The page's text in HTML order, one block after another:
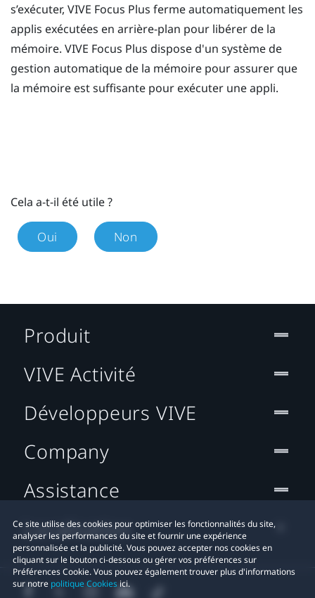
s’exécuter, VIVE Focus Plus ferme automatiquement les
applis exécutées en arrière-plan pour libérer de la
mémoire. VIVE Focus Plus dispose d'un système de
gestion automatique de la mémoire pour assurer que
la mémoire est suffisante pour exécuter une appli.
Cela a-t-il été utile ?
Oui Non
Ce site utilise des cookies pour optimiser les fonctionnalités du site,
analyser les performances du site et fournir une expérience
personnalisée et la publicité. Vous pouvez accepter nos cookies en
cliquant sur le bouton ci-dessous ou gérer vos préférences sur
Préférences Cookie. Vous pouvez également trouver plus d'informations
sur notre politique Cookiesici.
Produit
VIVE Activité
Développeurs VIVE
Company
Assistance
Localisation